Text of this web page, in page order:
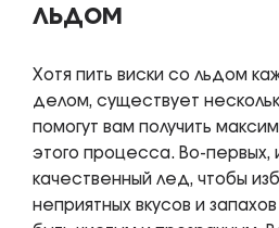
льдом
Хотя пить виски со льдом
делом, существует
помогут вам получить
этого процесса. Во-первых,
качественный лед, чтобы
неприятных вкусов и